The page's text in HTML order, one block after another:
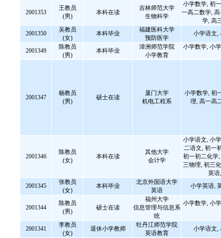
2001353
王教员
(男)
本科在读
吉林师范大学
生物科学
小学数学, 初
一高二数学,
学, 高
2001350
吴教员
(女)
本科毕业
福建医科大学
预防医学
小学语文,
2001349
陈教员
(男)
本科毕业
漳洲师范学院
小学教育
小学数学, 小
2001347
杨教员
(男)
硕士在读
厦门大学
机电工程系
小学数学, 初
理, 高一高
2001346
陈教员
(女)
本科在读
其他大学
会计学
小学语文, 小
二语文, 初一
初一初二化学
三物理, 初三
英
2001345
张教员
(女)
本科毕业
北京外国语大学
英语
小学英语,
2001344
陈教员
(男)
硕士在读
福州大学
信息管理与信息系
统
小学数学, 小
2001341
李教员
(女)
退休小学教师
牡丹江师范学院
英语教育
小学语文,